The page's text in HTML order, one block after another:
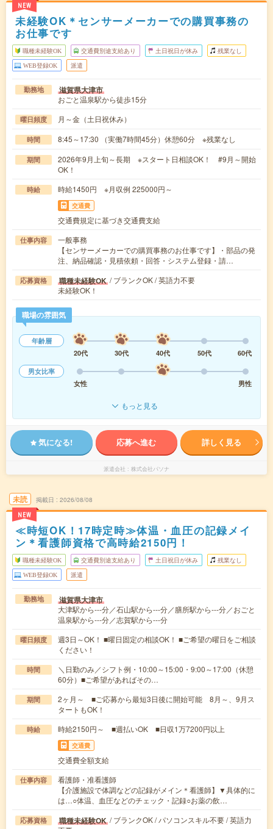
NEW
未経験OK＊センサーメーカーでの購買事務の
お仕事です
職種未経験OK 交通費別途支給あり 土日祝日が休み 残業なし
WEB登録OK 派遣
勤務地 滋賀県大津市
おごと温泉駅から徒歩15分
曜日頻度 月～金（土日祝休み）
時間 8:45～17:30 （実働7時間45分）休憩60分 ※残業なし
期間
2026年9月上旬～長期 ※スタート日相談OK！ #9月～開始
OK！
時給 時給1450円 ※月収例 225000円～
交通費
交通費規定に基づき交通費支給
仕事内容
一般事務
【センサーメーカーでの購買事務のお仕事です】・部品の発
注、納品確認・見積依頼・回答・システム登録・請…
応募資格 職種未経験OK / ブランクOK / 英語力不要
未経験OK！
職場の雰囲気
年齢層
20代
30代 40代 50代
60代
男女比率
女性
男性
もっと見る
気になる! 応募へ進む 詳しく見る
派遣会社 株式会社パソナ
未読
NEW
掲載日 2026/08/08
≪時短OK！17時定時≫体温・血圧の記録メイ
ン＊看護師資格で高時給2150円！
職種未経験OK 交通費別途支給あり 土日祝日が休み 残業なし
WEB登録OK 派遣
勤務地 滋賀県大津市
大津駅から---分／石山駅から---分／膳所駅から---分／おごと
温泉駅から---分／志賀駅から---分
曜日頻度
週3日～OK！ ■曜日固定の相談OK！ ■ご希望の曜日をご相談
ください！
時間
＼日勤のみ／シフト例・10:00～15:00・9:00～17:00（休憩
60分）■ご希望があればその…
期間
2ヶ月～ ■ご応募から最短3日後に開始可能 8月～、9月ス
タートもOK！
時給 時給2150円～ ■週払いOK ■日収1万7200円以上
交通費
交通費全額支給
仕事内容
看護師・准看護師
【介護施設で体調などの記録がメイン＊看護師】▼具体的に
は…○体温、血圧などのチェック・記録○お薬の飲…
応募資格 職種未経験OK / ブランクOK / パソコンスキル不要 / 英語力